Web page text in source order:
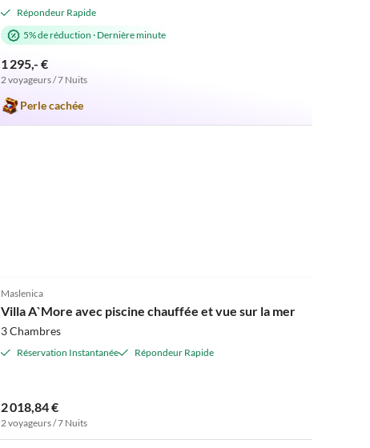
Répondeur Rapide
5% de réduction · Dernière minute
1 295,- €
2 voyageurs / 7 Nuits
Perle cachée
Maslenica
Villa A`More avec piscine chauffée et vue sur la mer
3 Chambres
Réservation Instantanée Répondeur Rapide
2 018,84 €
2 voyageurs / 7 Nuits